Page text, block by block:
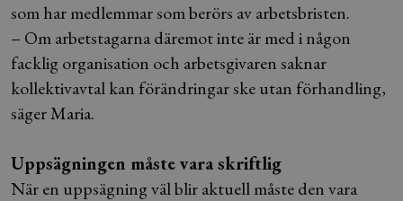
som har medlemmar som berörs av arbetsbristen.
– Om arbetstagarna däremot inte är med i någon
facklig organisation och arbetsgivaren saknar
kollektivavtal kan förändringar ske utan förhandling,
säger Maria.
Uppsägningen måste vara skriftlig
När en uppsägning väl blir aktuell måste den vara